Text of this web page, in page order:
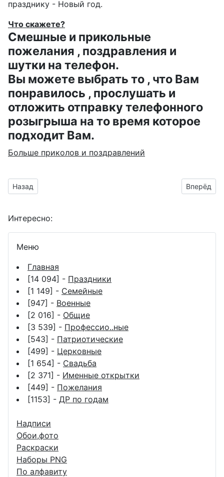
празднику - Новый год.
Что скажете?
Смешные и прикольные
пожелания , поздравления и
шутки на телефон.
Вы можете выбрать то , что Вам
понравилось , прослушать и
отложить отправку телефонного
розыгрыша на то время которое
подходит Вам.
Больше приколов и поздравлений
Предыдущий материал: открытка со змеёй
Назад Вперёд
Интересно:
Меню
Главная
[14 094] - Праздники
[1 149] - Семейные
[947] - Военные
[2 016] - Общие
[3 539] - Профессио..ные
[543] - Патриотические
[499] - Церковные
[1 654] - Свадьба
[2 371] - Именные открытки
[449] - Пожелания
[1153] - ДР по годам
Надписи
Обои,фото
Раскраски
Наборы PNG
По алфавиту